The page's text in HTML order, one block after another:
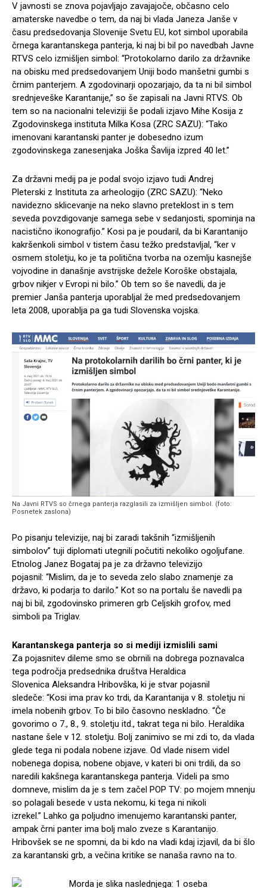
V javnosti se znova pojavljajo zavajajoče, občasno celo
amaterske navedbe o tem, da naj bi vlada Janeza Janše v
času predsedovanja Slovenije Svetu EU, kot simbol uporabila
črnega karantanskega panterja, ki naj bi bil po navedbah Javne
RTVS celo izmišljen simbol: “Protokolarno darilo za državnike
na obisku med predsedovanjem Uniji bodo manšetni gumbi s
črnim panterjem. A zgodovinarji opozarjajo, da ta ni bil simbol
srednjeveške Karantanije,” so še zapisali na Javni RTVS. Ob
tem so na nacionalni televiziji še podali izjavo Mihe Kosija z
Zgodovinskega instituta Milka Kosa (ZRC SAZU): “Tako
imenovani karantanski panter je dobesedno izum
zgodovinskega zanesenjaka Joška Šavlija izpred 40 let.”
Za državni medij pa je podal svojo izjavo tudi Andrej
Pleterski z Instituta za arheologijo (ZRC SAZU): “Neko
navidezno sklicevanje na neko slavno preteklost in s tem
seveda povzdigovanje samega sebe v sedanjosti, spominja na
nacistično ikonografijo.” Kosi pa je poudaril, da bi Karantanijo
kakršenkoli simbol v tistem času težko predstavljal, “ker v
osmem stoletju, ko je ta politična tvorba na ozemlju kasnejše
vojvodine in današnje avstrijske dežele Koroške obstajala,
grbov nikjer v Evropi ni bilo.” Ob tem so še navedli, da je
premier Janša panterja uporabljal že med predsedovanjem
leta 2008, uporablja pa ga tudi Slovenska vojska.
Na Javni RTVS so črnega panterja razglasili za izmišljen simbol. (foto:
Posnetek zaslona)
Po pisanju televizije, naj bi zaradi takšnih “izmišljenih
simbolov” tuji diplomati utegnili počutiti nekoliko ogoljufane.
Etnolog Janez Bogataj pa je za državno televizijo
pojasnil: “Mislim, da je to seveda zelo slabo znamenje za
državo, ki podarja to darilo.” Kot so na portalu še navedli pa
naj bi bil, zgodovinsko primeren grb Celjskih grofov, med
simboli pa Triglav.
Karantanskega panterja so si mediji izmislili sami
Za pojasnitev dileme smo se obrnili na dobrega poznavalca
tega področja predsednika društva Heraldica
Slovenica Aleksandra Hribovška, ki je stvar pojasnil
sledeče: “Kosi ima prav ko trdi, da Karantanija v 8. stoletju ni
imela nobenih grbov. To bi bilo časovno neskladno. “Če
govorimo o 7., 8., 9. stoletju itd., takrat tega ni bilo. Heraldika
nastane šele v 12. stoletju. Bolj zanimivo se mi zdi to, da vlada
glede tega ni podala nobene izjave. Od vlade nisem videl
nobenega dopisa, nobene objave, v kateri bi oni trdili, da so
naredili kakšnega karantanskega panterja. Videli pa smo
domneve, mislim da je s tem začel POP TV: po mojem mnenju
so polagali besede v usta nekomu, ki tega ni nikoli
izrekel.” Lahko ga poljudno imenujemo karantanski panter,
ampak črni panter ima bolj malo zveze s Karantanijo.
Hribovšek se ne spomni, da bi kdo na vladi kdaj izjavil, da bi šlo
za karantanski grb, a večina kritike se nanaša ravno na to.